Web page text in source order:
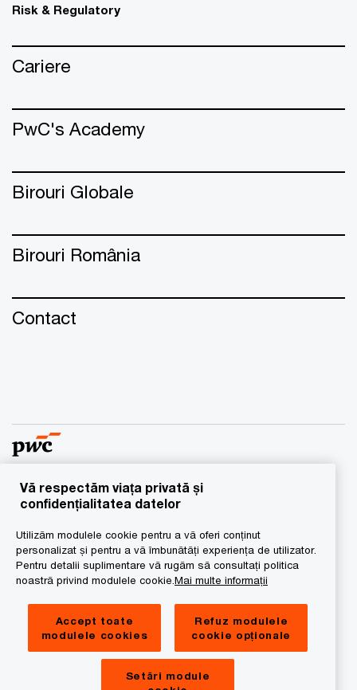
Risk & Regulatory
Cariere
PwC's Academy
Birouri Globale
Birouri România
Contact
© 2016 - 2026 PwC. Toate drepturile rezervate. “PwC”
PricewaterhouseCoopers International Limited, fiecare
dintre acestea fiind persoană juridică cu statut
independent. Pentru mai multe detalii vă rugăm să vizitaţi
www.pwc.com/structure.
Privacy
Cookies Info
Vă respectăm viața privată și
confidențialitatea datelor
Utilizăm modulele cookie pentru a vă oferi conținut
personalizat și pentru a vă îmbunătăți experiența de utilizator.
Pentru detalii suplimentare vă rugăm să consultați politica
noastră privind modulele cookie. Mai multe informații
Accept toate
modulele cookies
Refuz modulele
cookie opționale
Setări module